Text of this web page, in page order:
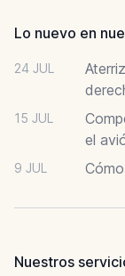
Lo nuevo en
24 JUL
15 JUL
el
9 JUL
Nuestros